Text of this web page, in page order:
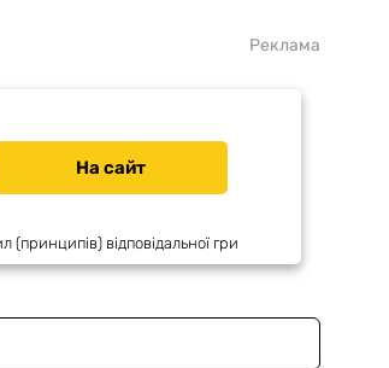
Реклама
На сайт
відповідальної гри